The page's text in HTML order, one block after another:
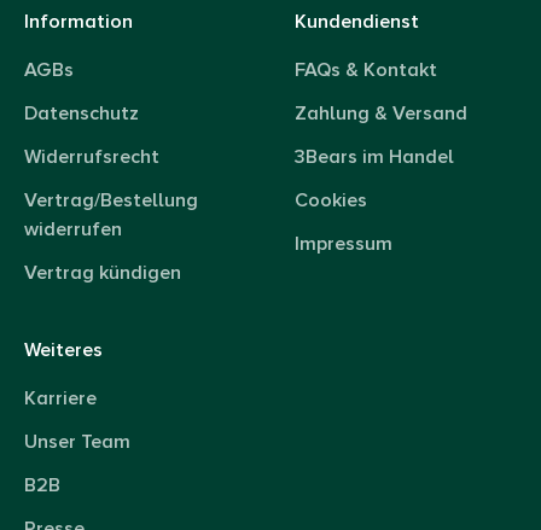
Information
AGBs
Datenschutz
Widerrufsrecht
Vertrag/Bestellung
widerrufen
Vertrag kündigen
Kundendienst
FAQs & Kontakt
Zahlung & Versand
3Bears im Handel
Cookies
Impressum
Weiteres
Karriere
Unser Team
B2B